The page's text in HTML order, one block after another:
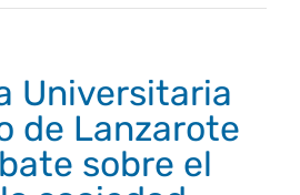
Estudios
Calidad
Universitaria
de Lanzarote
sobre el